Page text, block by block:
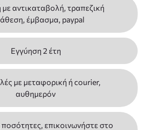
αντικαταβολή, τραπεζική
έμβασμα, paypal
Εγγύηση 2 έτη
με μεταφορική ή courier,
αυθημερόν
ποσότητες, επικοινωνήστε στο